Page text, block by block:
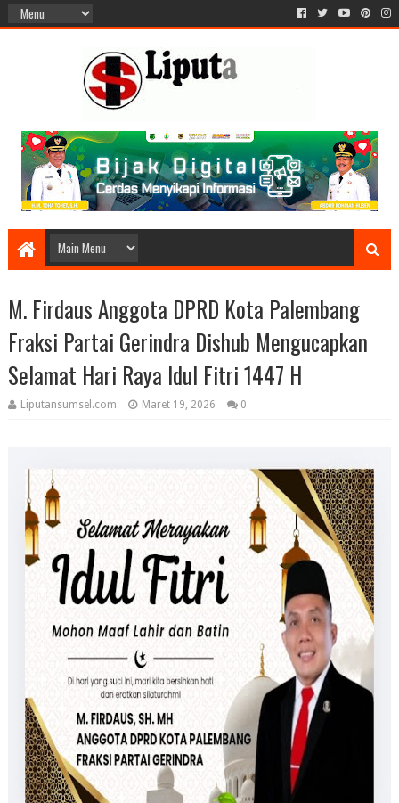
M. Firdaus Anggota DPRD Kota Palembang
Fraksi Partai Gerindra Dishub Mengucapkan
Selamat Hari Raya Idul Fitri 1447 H
Liputansumsel.com Maret 19, 2026 0